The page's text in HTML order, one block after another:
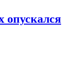
опускался